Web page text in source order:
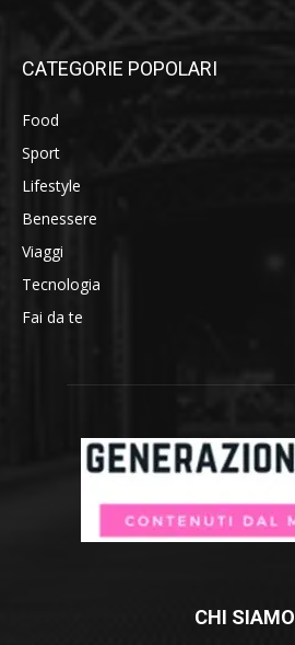
CATEGORIE POPOLARI
Food
Sport
Lifestyle
Benessere
Viaggi
Tecnologia
Fai da te
CHI SIAMO